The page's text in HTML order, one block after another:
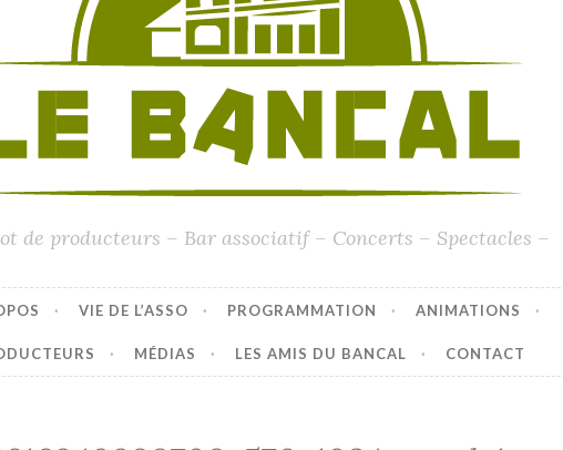
de producteurs – Bar associatif – Concerts – Spectacles –
VIE DE L’ASSO PROGRAMMATION ANIMATIONS
MÉDIAS LES AMIS DU BANCAL CONTACT